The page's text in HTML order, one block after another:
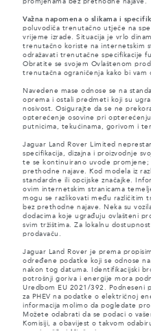
promjenama bez prethodne najave.
Važna napomena o slikama i
poluvodiča trenutačno utječe na
vrijeme izrade. Situacija je vrlo
trenutačno koriste na internetskim
odražavati trenutačne specifikacije
Obratite se svojem Ovlaštenom
trenutačna ograničenja kako bi vam
Navedene mase odnose se na
oprema i ostali predmeti koji su
nosivost. Osigurajte da se ne
opterećenje osovine pri
putnicima, tekućinama, gorivom i
Jaguar Land Rover Limited
specifikacija, dizajna i proizvodnje
te se kontinuirano uvode promjene;
prethodne najave. Kod modela iz
standardne ili opcijske značajke.
ovim internetskim stranicama
mogu se razlikovati među različitim
bez prethodne najave. Neka su
dodacima koje ugrađuju ovlašteni
svim tržištima. Za lokalnu
prodavaču.
Jaguar Land Rover je prema
određene podatke koji se odnose
nakon tog datuma. Identifikacijski
potrošnji goriva i energije mora
Uredbom EU 2021/392. Podneseni
za PHEV na podatke o električnoj
informacija molimo da pogledate
Možete odabrati da se podaci o
Komisiji, a obavijest o takvom